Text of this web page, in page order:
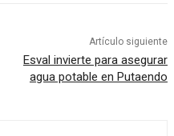
Artículo siguiente
Esval invierte para asegurar
agua potable en Putaendo